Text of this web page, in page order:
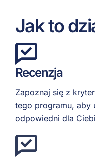
Jak to
Recenzja
Zapoznaj się z
tego programu, aby
odpowiedni dla